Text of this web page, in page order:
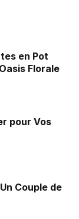
en Pot
Florale
pour Vos
Couple de